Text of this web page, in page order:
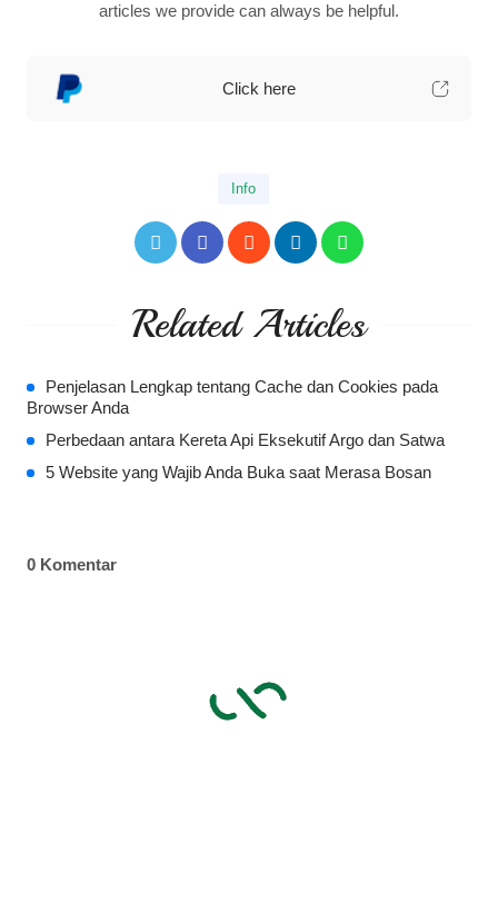
articles we provide can always be helpful.
Click here
Info
Related Articles
Penjelasan Lengkap tentang Cache dan Cookies pada
Browser Anda
Perbedaan antara Kereta Api Eksekutif Argo dan Satwa
5 Website yang Wajib Anda Buka saat Merasa Bosan
0 Komentar